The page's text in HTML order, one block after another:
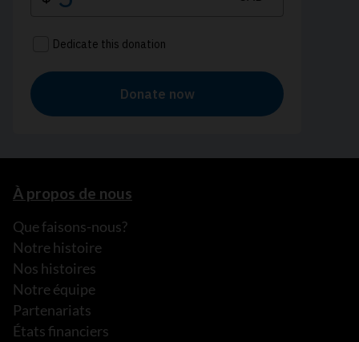
À propos de nous
Que faisons-nous?
Notre histoire
Nos histoires
Notre équipe
Partenariats
États financiers